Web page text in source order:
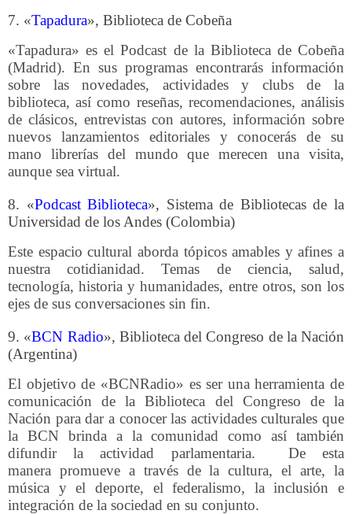
7. «Tapadura», Biblioteca de Cobeña
«Tapadura» es el Podcast de la Biblioteca de Cobeña
(Madrid). En sus programas encontrarás información
sobre las novedades, actividades y clubs de la
biblioteca, así como reseñas, recomendaciones, análisis
de clásicos, entrevistas con autores, información sobre
nuevos lanzamientos editoriales y conocerás de su
mano librerías del mundo que merecen una visita,
aunque sea virtual.
8. «Podcast Biblioteca», Sistema de Bibliotecas de la
Universidad de los Andes (Colombia)
Este espacio cultural aborda tópicos amables y afines a
nuestra cotidianidad. Temas de ciencia, salud,
tecnología, historia y humanidades, entre otros, son los
ejes de sus conversaciones sin fin.
9. «BCN Radio», Biblioteca del Congreso de la Nación
(Argentina)
El objetivo de «BCNRadio» es ser una herramienta de
comunicación de la Biblioteca del Congreso de la
Nación para dar a conocer las actividades culturales que
la BCN brinda a la comunidad como así también
difundir la actividad parlamentaria. De esta
manera promueve a través de la cultura, el arte, la
música y el deporte, el federalismo, la inclusión e
integración de la sociedad en su conjunto.